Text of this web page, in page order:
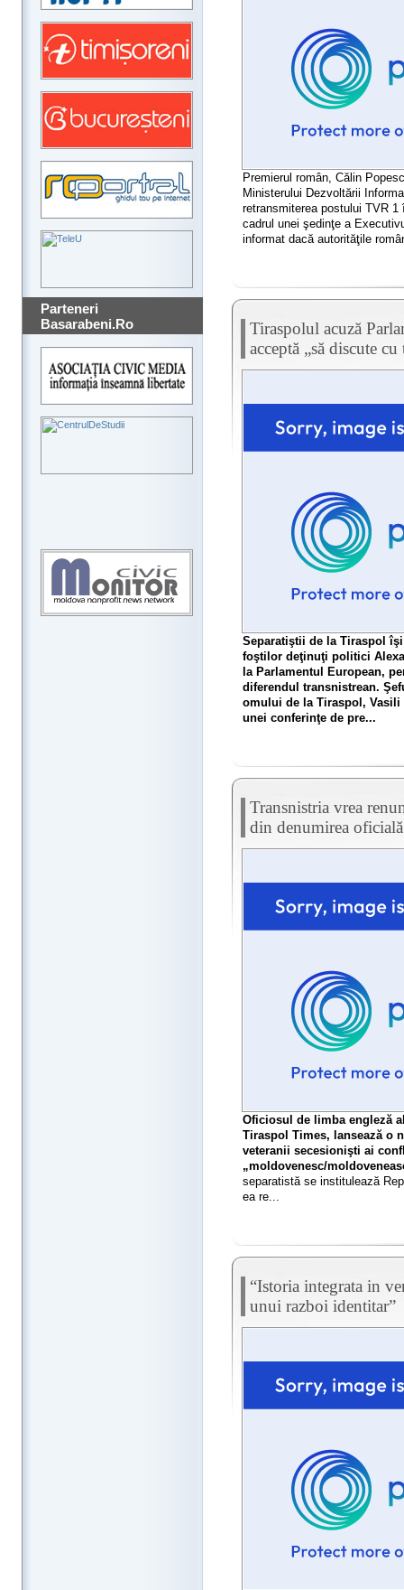
Parteneri
Basarabeni.Ro
Premierul român, Călin
Ministerului Dezvoltării
retransmiterea postului TVR
cadrul unei şedinţe a
informat dacă autorităţile
Tiraspolul acuză
acceptă „să discute
Separatiştii de la Tiraspol
foştilor deţinuţi politici
la Parlamentul European,
diferendul transnistrean.
omului de la Tiraspol,
unei conferinţe de pre...
Transnistria vrea
din denumirea
Oficiosul de limba engleză
Tiraspol Times, lansează o
veteranii secesionişti ai
„moldovenesc/
separatistă se institulează
ea re...
“Istoria integrata in
unui razboi identitar”